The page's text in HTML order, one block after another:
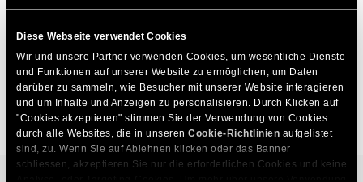
Diese Webseite verwendet Cookies
Wir und unsere Partner verwenden Cookies, um wesentliche Dienste
und Funktionen auf unserer Website zu ermöglichen, um Daten
darüber zu sammeln, wie Besucher mit unserer Website interagieren
und um Inhalte und Anzeigen zu personalisieren. Durch Klicken auf
"Cookies akzeptieren" stimmen Sie der Verwendung von Cookies
durch alle Websites, die in unseren Cookie-Richtlinien aufgelistet
sind, zu. Wenn Sie auf Ablehnen klicken oder das Banner
schliessen, akzeptieren Sie nur die erforderlichen Cookies und keine
Wie man den Bestellstatus ändert
Wie kann man die Details einer einzelnen Bestellung
einsehen
Wo kann man alle Bestellungen sehen